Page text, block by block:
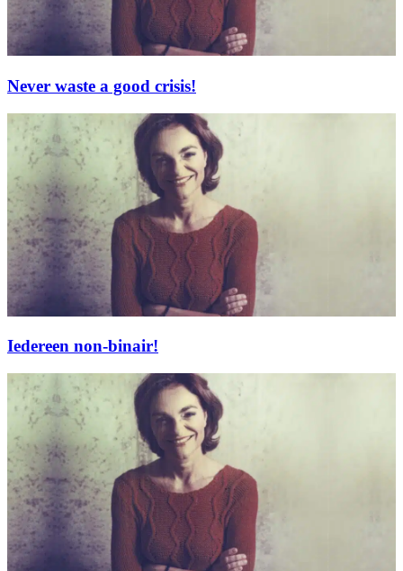
Never waste a good crisis!
Iedereen non-binair!